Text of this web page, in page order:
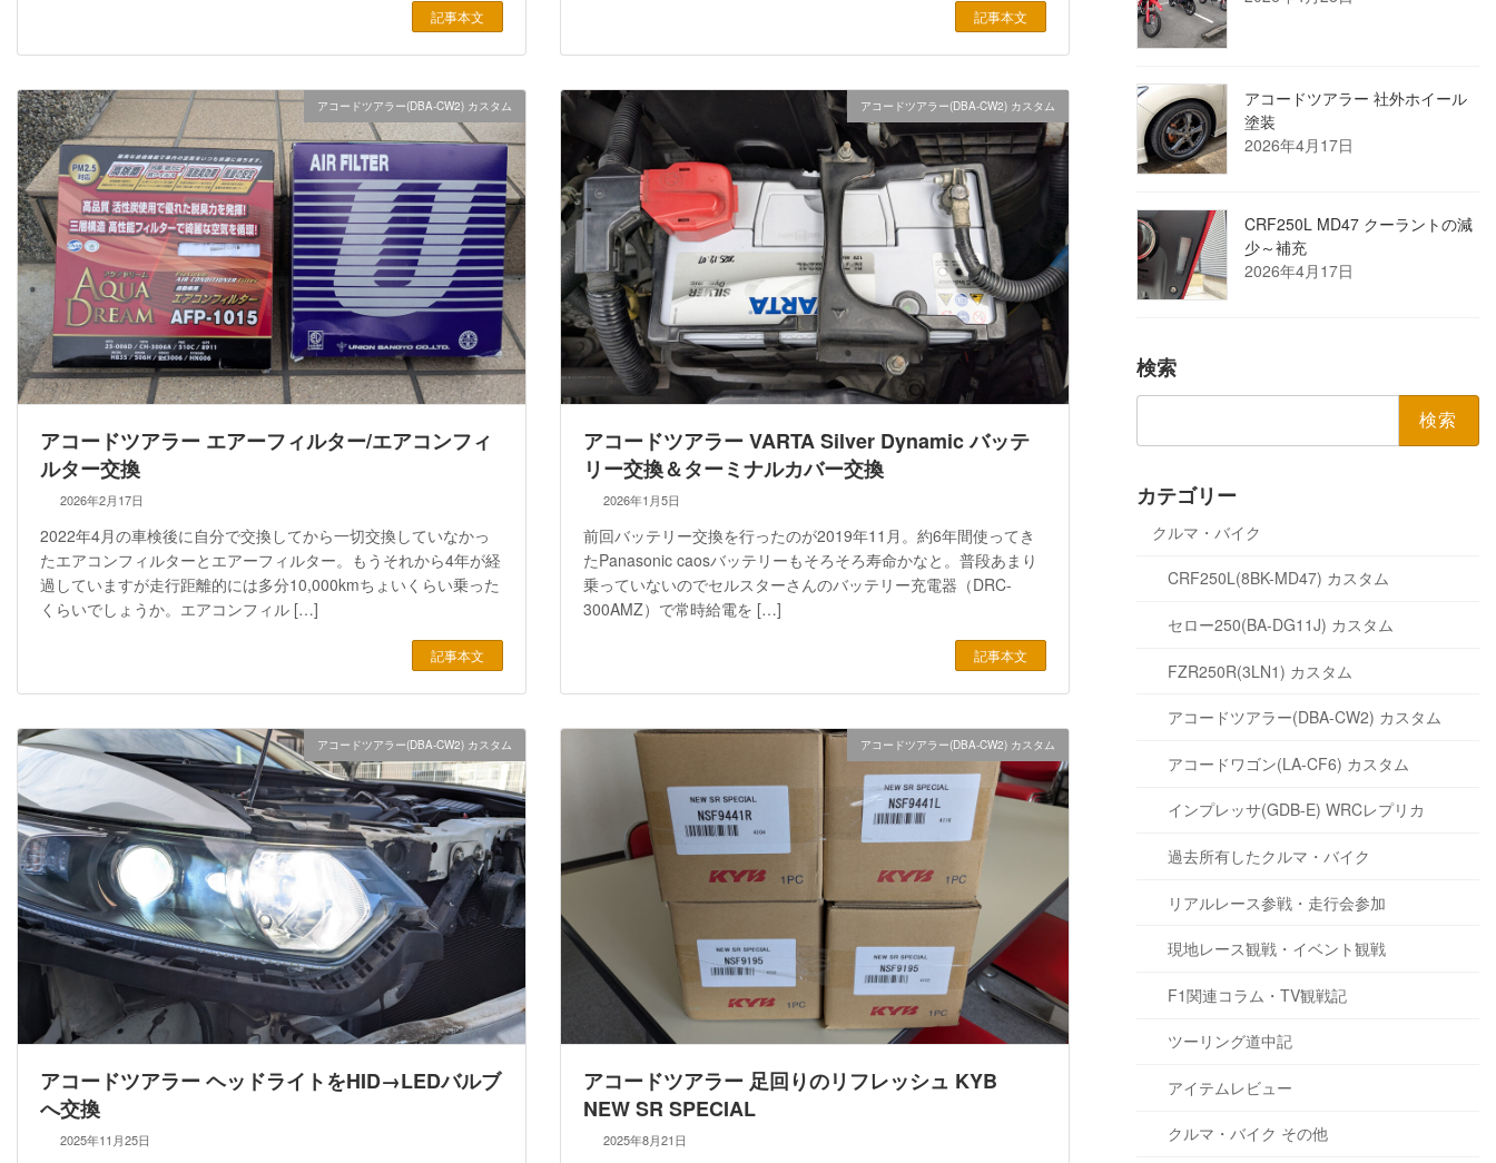
記事本文 記事本文
アコードツアラー(DBA-CW2) カスタム
アコードツアラー エアーフィルター/エアコンフィ
ルター交換
2026年2月17日
2022年4月の車検後に自分で交換してから一切交換していなかっ
たエアコンフィルターとエアーフィルター。もうそれから4年が経
過していますが走行距離的には多分10,000kmちょいくらい乗った
くらいでしょうか。エアコンフィル […]
記事本文
アコードツアラー(DBA-CW2) カスタム
アコードツアラー VARTA Silver Dynamic バッテ
リー交換＆ターミナルカバー交換
2026年1月5日
前回バッテリー交換を行ったのが2019年11月。約6年間使ってき
たPanasonic caosバッテリーもそろそろ寿命かなと。普段あまり
乗っていないのでセルスターさんのバッテリー充電器（DRC-
300AMZ）で常時給電を […]
記事本文
アコードツアラー(DBA-CW2) カスタム
アコードツアラー ヘッドライトをHID→LEDバルブ
へ交換
2025年11月25日
アコードツアラー(DBA-CW2) カスタム
アコードツアラー 足回りのリフレッシュ KYB
NEW SR SPECIAL
2025年8月21日
アコードツアラー 社外ホイール
塗装
2026年4月17日
CRF250L MD47 クーラントの減
少～補充
2026年4月17日
検索
カテゴリー
クルマ・バイク
CRF250L(8BK-MD47) カスタム
セロー250(BA-DG11J) カスタム
FZR250R(3LN1) カスタム
アコードツアラー(DBA-CW2) カスタム
アコードワゴン(LA-CF6) カスタム
インプレッサ(GDB-E) WRCレプリカ
過去所有したクルマ・バイク
リアルレース参戦・走行会参加
現地レース観戦・イベント観戦
F1関連コラム・TV観戦記
ツーリング道中記
アイテムレビュー
クルマ・バイク その他